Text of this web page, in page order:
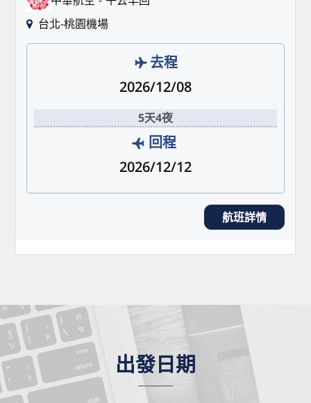
台北-桃園機場
去程
2026/12/08
5天4夜
回程
2026/12/12
航班詳情
出發日期